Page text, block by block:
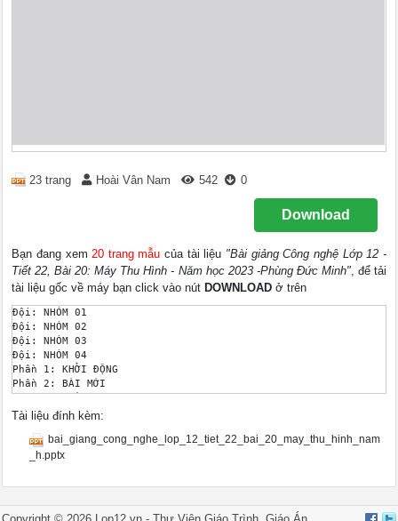
23 trang Hoài Vân Nam 542 0
Download
Bạn đang xem20 trang mẫu của tài liệu "Bài giảng Công nghệ Lớp 12 -
Tiết 22, Bài 20: Máy Thu Hình - Năm học 2023 -Phùng Đức Minh", để tải
tài liệu gốc về máy bạn click vào nút DOWNLOAD ở trên
Đội: NHÓM 01
Đội: NHÓM 02
Đội: NHÓM 03
Đội: NHÓM 04
Phần 1: KHỞI ĐỘNG
Phần 2: BÀI MỚI
Phân 4: TỔNG KẾT
10 điểm cho đội có câu trả lời nhanh và chính xác!
Nguồn tin
00 : 02
Tài liệu đính kèm:
bai_giang_cong_nghe_lop_12_tiet_22_bai_20_may_thu_hinh_nam
_h.pptx